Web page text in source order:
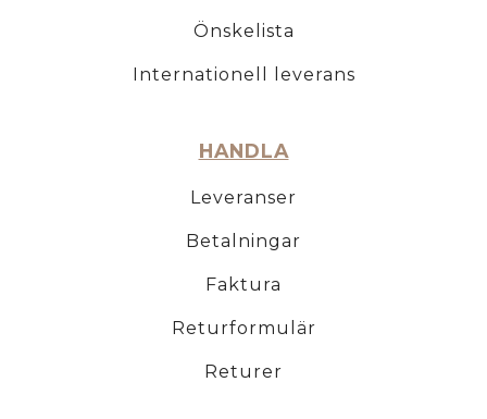
Önskelista
Internationell leverans
HANDLA
Leveranser
Betalningar
Faktura
Returformulär
Returer